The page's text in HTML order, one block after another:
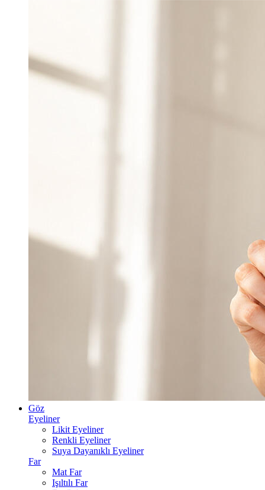
Göz
Eyeliner
Likit Eyeliner
Renkli Eyeliner
Suya Dayanıklı Eyeliner
Far
Mat Far
Işıltılı Far